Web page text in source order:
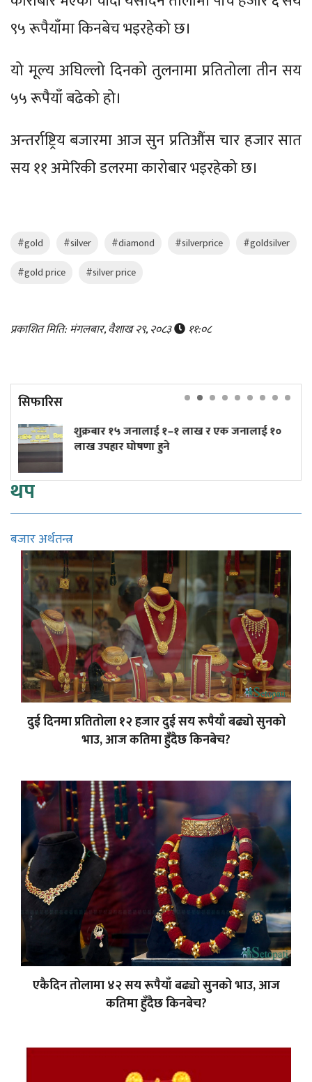
९५ रूपैयाँमा किनबेच भइरहेको छ।
यो मूल्य अघिल्लो दिनको तुलनामा प्रतितोला तीन सय
५५ रूपैयाँ बढेको हो।
अन्तर्राष्ट्रिय बजारमा आज सुन प्रतिऔंस चार हजार सात
सय ११ अमेरिकी डलरमा कारोबार भइरहेको छ।
#gold #silver #diamond #silverprice
#goldsilver
#gold price
#silver price
प्रकाशित मिति: मंगलबार, वैशाख २९, २०८३ ११:०८
सिफारिस
१५ जनालाई १–१ लाख र एक जनालाई १०
घोषणा हुने
थप
बजार अर्थतन्त्र
दुई दिनमा प्रतितोला १२ हजार दुई सय रूपैयाँ बढ्यो सुनको
भाउ, आज कतिमा हुँदैछ किनबेच?
एकैदिन तोलामा ४२ सय रूपैयाँ बढ्यो सुनको भाउ, आज
कतिमा हुँदैछ किनबेच?